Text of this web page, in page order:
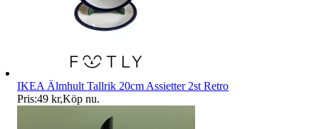
IKEA Älmhult Tallrik 20cm Assietter 2st Retro
Pris:49 kr,Köp nu.